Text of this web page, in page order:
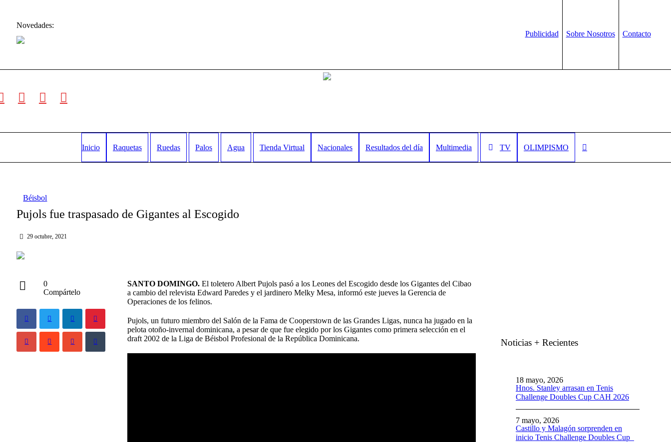
Publicidad Sobre Nosotros Contacto
Novedades:
Inicio Raquetas Ruedas Palos Agua Tienda Virtual Nacionales Resultados del día Multimedia TV OLIMPISMO
Béisbol
Pujols fue traspasado de Gigantes al Escogido
29 octubre, 2021
0
Compártelo
SANTO DOMINGO. El toletero Albert Pujols pasó a los Leones del Escogido desde los Gigantes del Cibao
a cambio del relevista Edward Paredes y el jardinero Melky Mesa, informó este jueves la Gerencia de
Operaciones de los felinos.
Pujols, un futuro miembro del Salón de la Fama de Cooperstown de las Grandes Ligas, nunca ha jugado en la
pelota otoño-invernal dominicana, a pesar de que fue elegido por los Gigantes como primera selección en el
draft 2002 de la Liga de Béisbol Profesional de la República Dominicana.
Noticias + Recientes
Hnos. Stanley arrasan en Tenis
Challenge Doubles Cup CAH 2026
18 mayo, 2026
Castillo y Malagón sorprenden en
inicio Tenis Challenge Doubles Cup
7 mayo, 2026